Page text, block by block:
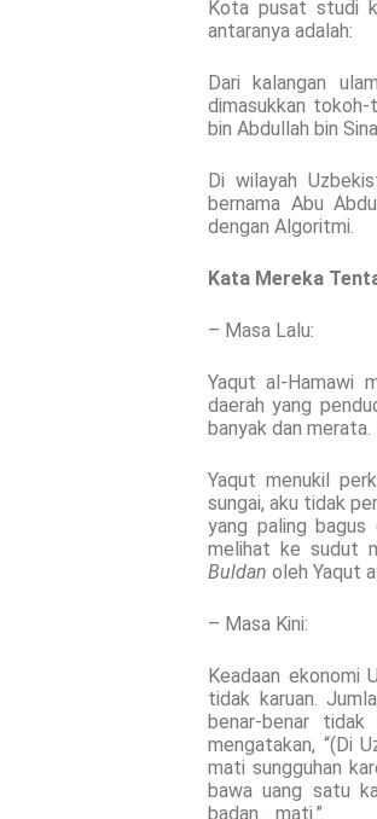
Kota pusat studi
antaranya adalah:
Dari kalangan
dimasukkan tokoh-
bin Abdullah bin
Di wilayah
bernama Abu
dengan Algoritmi.
Kata Mereka
– Masa Lalu:
Yaqut al-Hamawi
daerah yang
banyak dan merata.
Yaqut menukil
sungai, aku tidak
yang paling
melihat ke sudut
Buldan oleh Yaqut
– Masa Kini:
Keadaan ekonomi
tidak karuan.
benar-benar tidak
mengatakan, “(Di
mati sungguhan
bawa uang satu
badan… mati.”